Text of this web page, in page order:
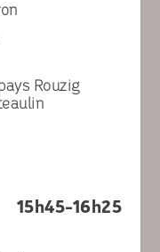
Rouzig
15h45-16h25